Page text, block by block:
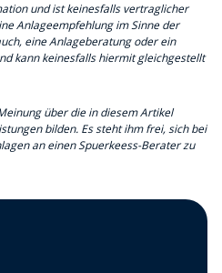
und ist keinesfalls vertraglicher
Anlageempfehlung im Sinne der
eine Anlageberatung oder ein
kann keinesfalls hiermit gleichgestellt
über die in diesem Artikel
bilden. Es steht ihm frei, sich bei
an einen Spuerkeess-Berater zu